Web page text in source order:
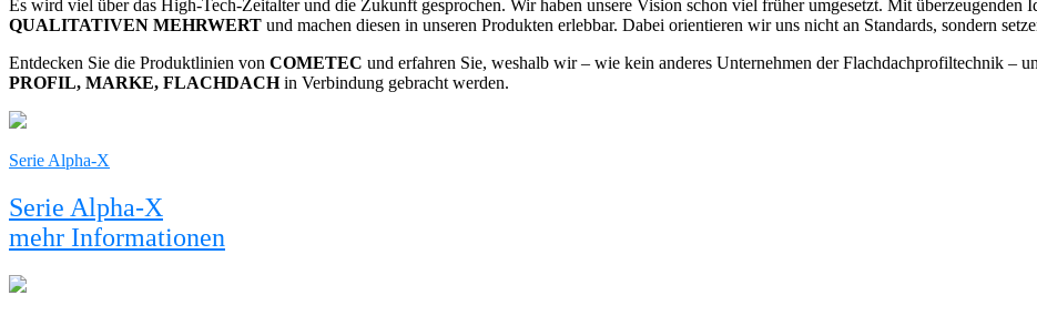
Es wird viel über das High-Tech-Zeitalter und die Zukunft gesprochen. Wir haben unsere Vision schon viel früher umgesetzt. Mit überzeugenden
QUALITATIVEN MEHRWERT und machen diesen in unseren Produkten erlebbar. Dabei orientieren wir uns nicht an Standards, sondern
Entdecken Sie die Produktlinien von COMETEC und erfahren Sie, weshalb wir – wie kein anderes Unternehmen der Flachdachprofiltechnik –
PROFIL, MARKE, FLACHDACHin Verbindung gebracht werden.
Serie Alpha-X
Serie Alpha-X
mehr Informationen